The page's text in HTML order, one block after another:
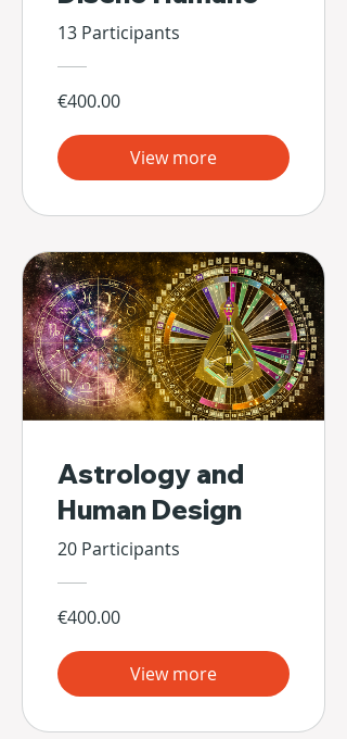
13 Participants
€400.00
View more
Astrology and
Human Design
20 Participants
€400.00
View more